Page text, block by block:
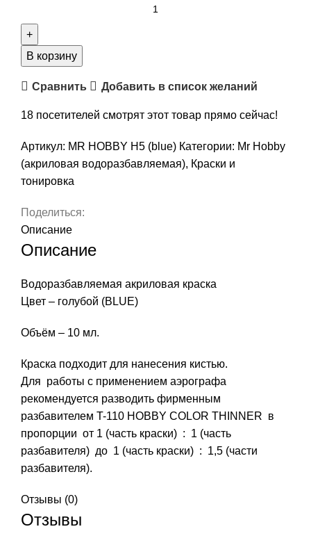
Краска
акриловая,
Mr
мл,
цвет
Н5
-
голубой)
В корзину
Сравнить Добавить в список желаний
18 посетителей смотрят этот товар прямо сейчас!
Артикул: MR HOBBY H5 (blue) Категории: Mr Hobby
(акриловая водоразбавляемая), Краски и
тонировка
Поделиться:
Описание
Описание
Водоразбавляемая акриловая краска
Цвет – голубой (BLUE)
Объём – 10 мл.
Краска подходит для нанесения кистью.
Для работы с применением аэрографа
рекомендуется разводить фирменным
разбавителем T-110 HOBBY COLOR THINNER в
пропорции от 1 (часть краски) : 1 (часть
разбавителя) до 1 (часть краски) : 1,5 (части
разбавителя).
Отзывы (0)
Отзывы